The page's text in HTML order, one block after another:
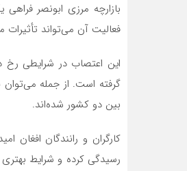
بازارچه مرزی ابونصر
فعالیت آن می‌تواند
این اعتصاب در شرایطی رخ
گرفته است. از جمله می‌توان
بین دو کشور شده‌اند.
کارگران و رانندگان
رسیدگی کرده و شرایط